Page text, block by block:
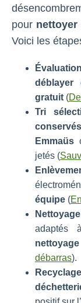
pour nettoyer
Voici les
Évaluation
déblayer
gratuit (
Tri
conservés
Emmaüs
jetés (
équipe (
Nettoyage
adaptés
débarras).